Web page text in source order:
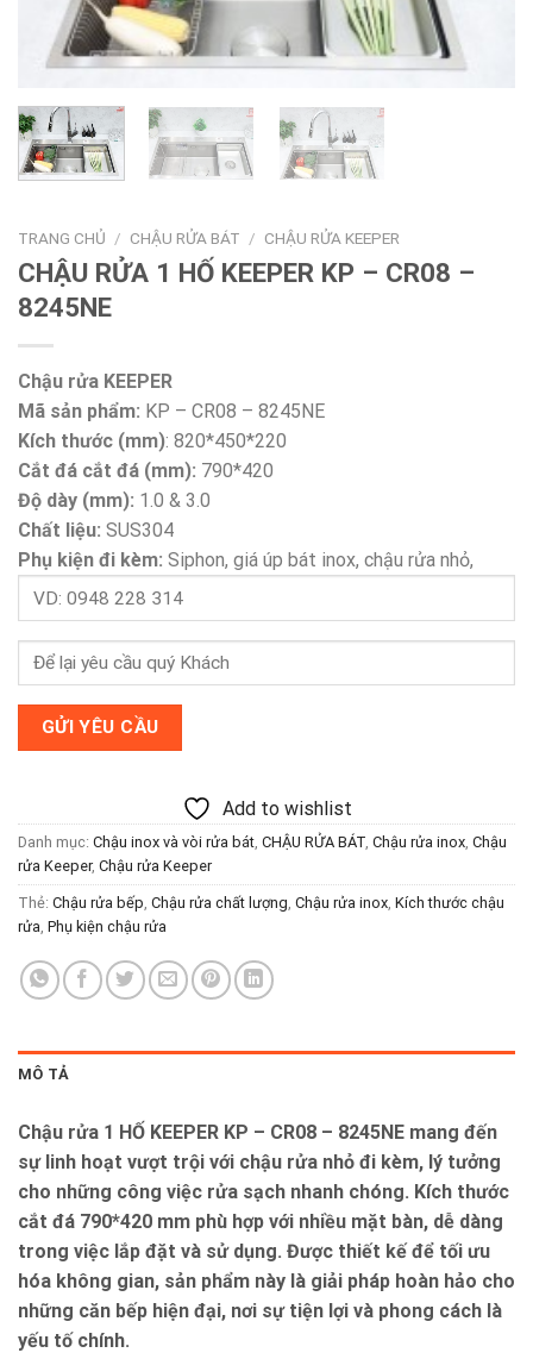
TRANG CHỦ / CHẬU RỬA BÁT / CHẬU RỬA KEEPER
CHẬU RỬA 1 HỐ KEEPER KP – CR08 –
8245NE
Chậu rửa KEEPER
Mã sản phẩm: KP – CR08 – 8245NE
Kích thước (mm): 820*450*220
Cắt đá cắt đá (mm): 790*420
Độ dày (mm): 1.0 & 3.0
Chất liệu: SUS304
Phụ kiện đi kèm: Siphon, giá úp bát inox, chậu rửa nhỏ,
Add to wishlist
Danh mục: Chậu inox và vòi rửa bát, CHẬU RỬA BÁT, Chậu rửa inox, Chậu
rửa Keeper, Chậu rửa Keeper
Thẻ: Chậu rửa bếp, Chậu rửa chất lượng, Chậu rửa inox, Kích thước chậu
rửa, Phụ kiện chậu rửa
MÔ TẢ
Chậu rửa 1 HỐ KEEPER KP – CR08 – 8245NE mang đến
sự linh hoạt vượt trội với chậu rửa nhỏ đi kèm, lý tưởng
cho những công việc rửa sạch nhanh chóng. Kích thước
cắt đá 790*420 mm phù hợp với nhiều mặt bàn, dễ dàng
trong việc lắp đặt và sử dụng. Được thiết kế để tối ưu
hóa không gian, sản phẩm này là giải pháp hoàn hảo cho
những căn bếp hiện đại, nơi sự tiện lợi và phong cách là
yếu tố chính.